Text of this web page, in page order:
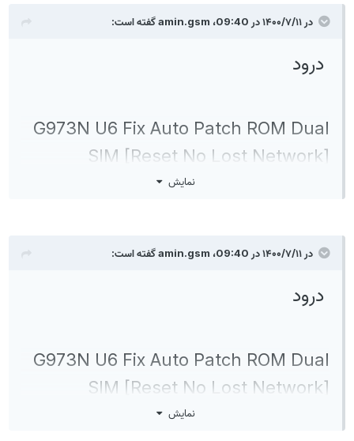
در ۱۴۰۰/۷/۱۱ در 09:40، amin.gsmگفته است:
درود
G973N U6 Fix Auto Patch ROM Dual
SIM [Reset No Lost Network]
https://drive.google.com/u/0/uc?
export=download
نمایش
در ۱۴۰۰/۷/۱۱ در 09:40، amin.gsmگفته است:
درود
G973N U6 Fix Auto Patch ROM Dual
SIM [Reset No Lost Network]
نمایش